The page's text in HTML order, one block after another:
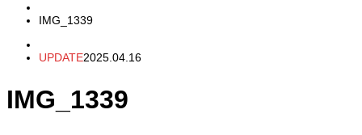
IMG_1339
UPDATE2025.04.16
IMG_1339